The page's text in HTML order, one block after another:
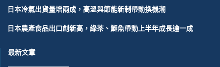
日本冷氣出貨量增兩成，高溫與節能新制帶動換機潮
日本農產食品出口創新高，綠茶、鰤魚帶動上半年成長逾一成
最新文章